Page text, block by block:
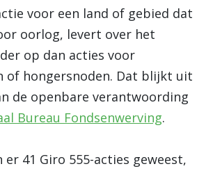
voor een land of gebied dat
oorlog, levert over het
op dan acties voor
of hongersnoden. Dat blijkt uit
de openbare verantwoording
Bureau Fondsenwerving.
er 41 Giro 555-acties geweest,